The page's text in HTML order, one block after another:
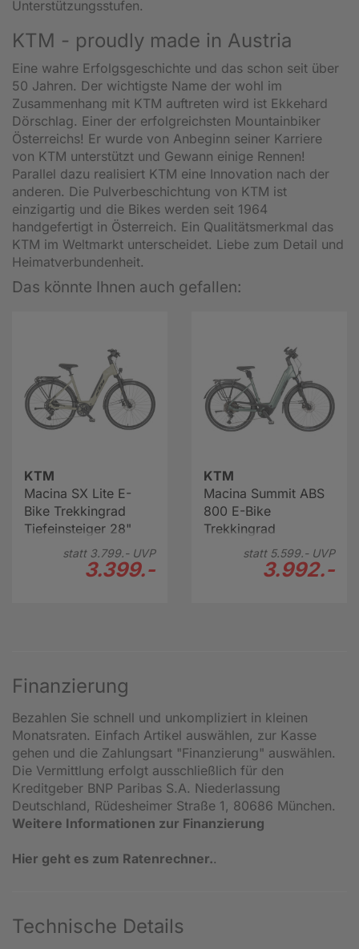
Unterstützungsstufen.
KTM - proudly made in Austria
Eine wahre Erfolgsgeschichte und das schon seit über
50 Jahren. Der wichtigste Name der wohl im
Zusammenhang mit KTM auftreten wird ist Ekkehard
Dörschlag. Einer der erfolgreichsten Mountainbiker
Österreichs! Er wurde von Anbeginn seiner Karriere
von KTM unterstützt und Gewann einige Rennen!
Parallel dazu realisiert KTM eine Innovation nach der
anderen. Die Pulverbeschichtung von KTM ist
einzigartig und die Bikes werden seit 1964
handgefertigt in Österreich. Ein Qualitätsmerkmal das
KTM im Weltmarkt unterscheidet. Liebe zum Detail und
Heimatverbundenheit.
Das könnte Ihnen auch gefallen:
KTM
Macina SX Lite E-
Bike Trekkingrad
Tiefeinsteiger 28"
statt 3.799.-UVP
3.399.-
KTM
Macina Summit ABS
800 E-Bike
Trekkingrad
Tiefeinsteiger 28"
statt 5.599.-UVP
3.992.-
Finanzierung
Bezahlen Sie schnell und unkompliziert in kleinen
Monatsraten. Einfach Artikel auswählen, zur Kasse
gehen und die Zahlungsart "Finanzierung" auswählen.
Die Vermittlung erfolgt ausschließlich für den
Kreditgeber BNP Paribas S.A. Niederlassung
Deutschland, Rüdesheimer Straße 1, 80686 München.
Weitere Informationen zur Finanzierung
Hier geht es zum Ratenrechner..
Technische Details